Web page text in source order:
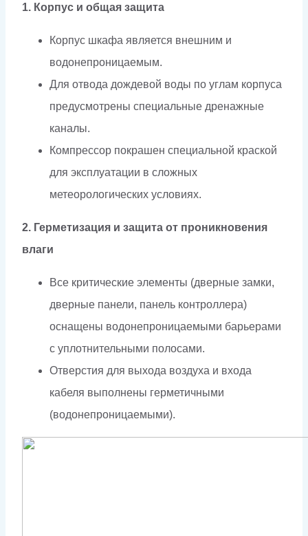
1. Корпус и общая защита
Корпус шкафа является внешним и
водонепроницаемым.
Для отвода дождевой воды по углам корпуса
предусмотрены специальные дренажные
каналы.
Компрессор покрашен специальной краской
для эксплуатации в сложных
метеорологических условиях.
2. Герметизация и защита от проникновения
влаги
Все критические элементы (дверные замки,
дверные панели, панель контроллера)
оснащены водонепроницаемыми барьерами
с уплотнительными полосами.
Отверстия для выхода воздуха и входа
кабеля выполнены герметичными
(водонепроницаемыми).